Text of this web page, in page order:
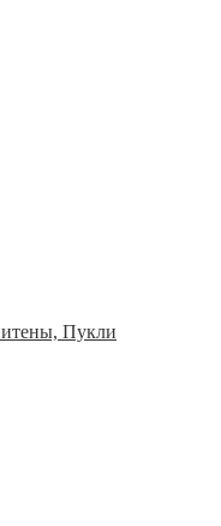
Пукли